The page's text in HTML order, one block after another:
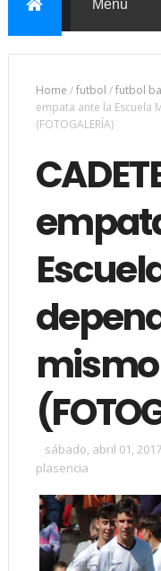
Home /futbol /futbol
empata ante la Escuela
(FOTOGALERÍA)
sábado, abril 01, 2017
plasencia